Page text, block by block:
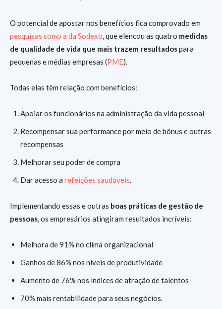
O potencial de apostar nos benefícios fica comprovado em
pesquisas como a da Sodexo, que elencou as quatro medidas
de qualidade de vida que mais trazem resultadospara
pequenas e médias empresas (PME).
Todas elas têm relação com benefícios:
Apoiar os funcionários na administração da vida pessoal
Recompensar sua performance por meio de bônus e outras
recompensas
Melhorar seu poder de compra
Dar acesso a refeições saudáveis.
Implementando essas e outras boas práticas de gestão de
pessoas, os empresários atingiram resultados incríveis:
Melhora de 91% no clima organizacional
Ganhos de 86% nos níveis de produtividade
Aumento de 76% nos índices de atração de talentos
70% mais rentabilidade para seus negócios.